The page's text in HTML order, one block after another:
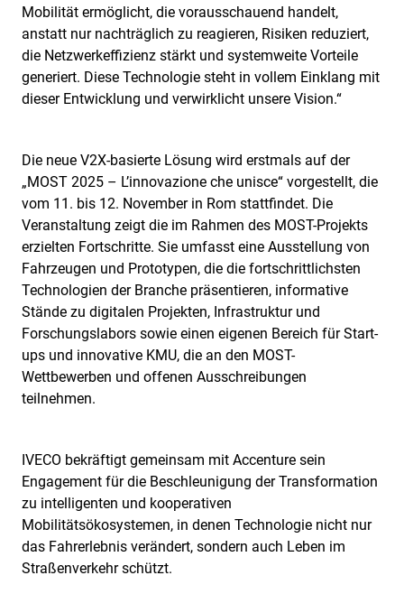
Mobilität ermöglicht, die vorausschauend handelt,
anstatt nur nachträglich zu reagieren, Risiken reduziert,
die Netzwerkeffizienz stärkt und systemweite Vorteile
generiert. Diese Technologie steht in vollem Einklang mit
dieser Entwicklung und verwirklicht unsere Vision.“
Die neue V2X-basierte Lösung wird erstmals auf der
„MOST 2025 – L’innovazione che unisce“ vorgestellt, die
vom 11. bis 12. November in Rom stattfindet. Die
Veranstaltung zeigt die im Rahmen des MOST-Projekts
erzielten Fortschritte. Sie umfasst eine Ausstellung von
Fahrzeugen und Prototypen, die die fortschrittlichsten
Technologien der Branche präsentieren, informative
Stände zu digitalen Projekten, Infrastruktur und
Forschungslabors sowie einen eigenen Bereich für Start-
ups und innovative KMU, die an den MOST-
Wettbewerben und offenen Ausschreibungen
teilnehmen.
IVECO bekräftigt gemeinsam mit Accenture sein
Engagement für die Beschleunigung der Transformation
zu intelligenten und kooperativen
Mobilitätsökosystemen, in denen Technologie nicht nur
das Fahrerlebnis verändert, sondern auch Leben im
Straßenverkehr schützt.